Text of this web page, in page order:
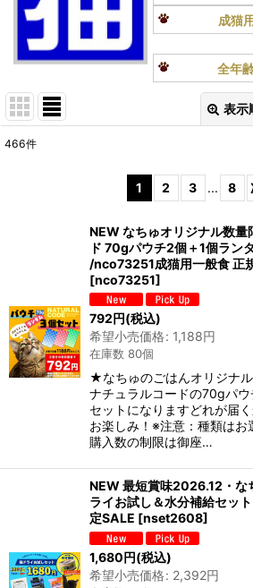
成猫
全年
表示
絞り込む
466件
1 2 3 ... 8
NEW なちゅオリジナル数量
ド 70gパウチ2個＋1個ラン
/nco73251成猫用一般食 正
[nco73251]
792円(税込)
希望小売価格: 1,188円
在庫数 80個
★なちゅのごはんオリジナル
ナチュラルコードの70gパ
セットになりますどれが届
お楽しみ！※注意：種類は
購入数の制限は御座…
NEW 最短賞味2026.12・な
ライお試し＆水分補給セッ
定SALE [nset2608]
1,680円(税込)
希望小売価格: 2,392円